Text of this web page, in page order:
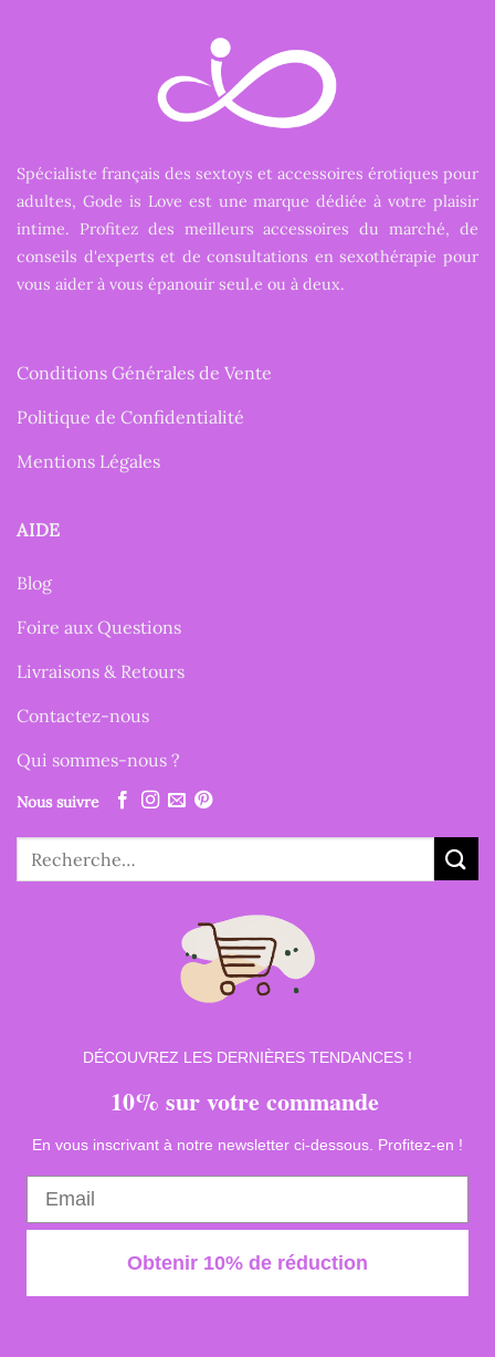
Spécialiste français des sextoys et accessoires érotiques pour
adultes, Gode is Love est une marque dédiée à votre plaisir
intime. Profitez des meilleurs accessoires du marché, de
conseils d'experts et de consultations en sexothérapie pour
vous aider à vous épanouir seul.e ou à deux.
Conditions Générales de Vente
Politique de Confidentialité
Mentions Légales
AIDE
Blog
Foire aux Questions
Livraisons & Retours
Contactez-nous
Qui sommes-nous ?
Nous suivre
Recherche
pour :
DÉCOUVREZ LES DERNIÈRES TENDANCES !
10% sur votre commande
En vous inscrivant à notre newsletter ci-dessous. Profitez-en !
Obtenir 10% de réduction